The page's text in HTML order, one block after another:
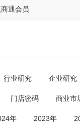
商通会员
行业研究 企业研究
门店密码 商业市
年 2023年